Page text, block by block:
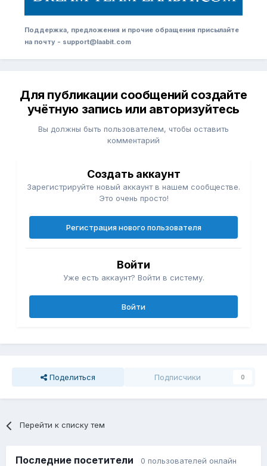
Поддержка, предложения и прочие обращения присылайте
на почту - support@laabit.com
Для публикации сообщений создайте
учётную запись или авторизуйтесь
Вы должны быть пользователем, чтобы оставить
комментарий
Создать аккаунт
Зарегистрируйте новый аккаунт в нашем сообществе.
Это очень просто!
Регистрация нового пользователя
Войти
Уже есть аккаунт? Войти в систему.
Войти
Поделиться Подписчики 0
Перейти к списку тем
Последние посетители 0 пользователей онлайн